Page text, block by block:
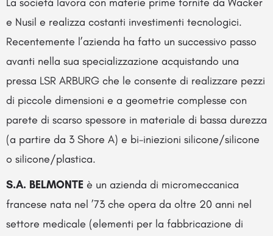
e Nusil e realizza costanti investimenti tecnologici.
Recentemente l’azienda ha fatto un successivo passo
avanti nella sua specializzazione acquistando una
pressa LSR ARBURG che le consente di realizzare pezzi
di piccole dimensioni e a geometrie complesse con
parete di scarso spessore in materiale di bassa durezza
(a partire da 3 Shore A) e bi-iniezioni silicone/silicone
o silicone/plastica.
S.A. BELMONTE è un azienda di micromeccanica
francese nata nel ’73 che opera da oltre 20 anni nel
settore medicale (elementi per la fabbricazione di